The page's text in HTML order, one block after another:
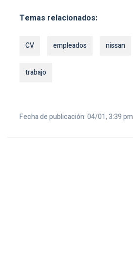
Temas relacionados:
CV empleados nissan
trabajo
Fecha de publicación: 04/01, 3:39 pm